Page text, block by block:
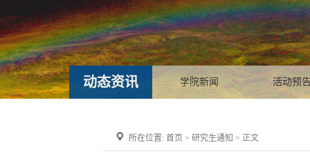
动态资讯 学院新闻 活动预
所在位置: 首页 > 研究生通知 > 正文